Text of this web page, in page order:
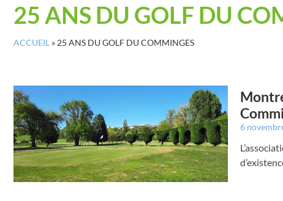
25 ANS DU GOLF DU
ACCUEIL » 25 ANS DU GOLF DU COMMINGES
6